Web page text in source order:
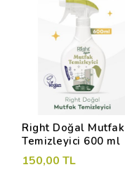
Right Doğal Mutfak
Temizleyici 600 ml
150,00 TL